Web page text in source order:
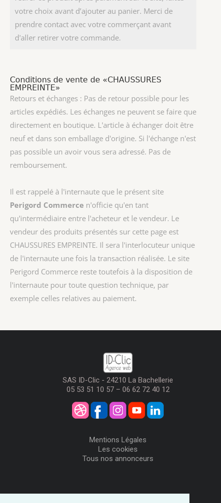
votre choix avant d’ajouter au panier. Merci de
prendre contact avec votre commerçant avant
d'aller retirer votre commande.
Conditions de vente de «CHAUSSURES
EMPREINTE»
Retours et échanges : Pas de retour possible pour les
articles expédiés. Les échanges ne peuvent se faire que
directement en boutique. L'article à échanger doit être
neuf et dans son emballage d'origine. Si l'échange n'est
pas possible un avoir vous sera adressé. Pas de
remboursement.
Il est rappelé à l'internaute que le présent site
Perigord Commerce n'officie qu'en tant
qu'intermédiaire entre l'acheteur et le vendeur. Le
vendeur des produits présentés sur cette page est
CHAUSSURES EMPREINTE. Il sera l'interlocuteur unique
de l'internaute une fois la transaction réalisée. Le site
Perigord Commerce reste toutefois à la disposition de
l'internaute pour toute question technique, par
exemple celles relatives au paiement.
SAS ID-Clic - 24210 La Bachellerie
05 53 51 10 57 – 06 62 72 40 12
Mentions Légales
Les cookies
Tous nos annonceurs